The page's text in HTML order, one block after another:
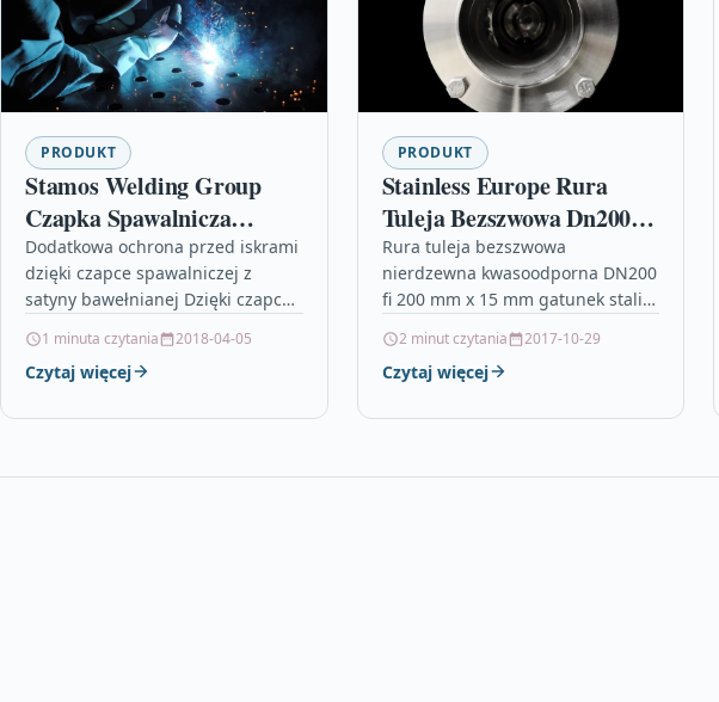
PRODUKT
Stamos Welding Group
Czapka Spawalnicza
23X22Cm Obwód 58
Pomarańczowa
Dodatkowa ochrona przed iskrami
dzięki czapce spawalniczej z
satyny bawełnianej Dzięki czapce
Welding Group zwiększysz
ochronę przed poparzeniami
1 minuta czytania 2018-04-05
Czytaj więcej
PRODUKT
Stainless Europe Rura
Tuleja Bezszwowa Dn200 Fi
200×15 1.4301/304/304L
20Cm
Rura tuleja bezszwowa
nierdzewna kwasoodporna DN200
fi 200 mm x 15 mm gatunek stali
20cmNajwiększą zaletą rur
bezszwowych jest…
2 minut czytania 2017-10-29
Czytaj więcej